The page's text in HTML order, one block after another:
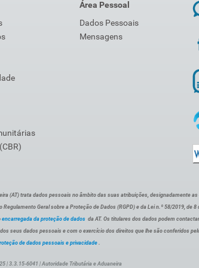
Área Pessoal
Dados Pessoais
Mensagens
(AT) trata dados pessoais no âmbito das suas atribuições, designadamente
Geral sobre a Proteção de Dados (RGPD) e da Lei n.º 58/2019, de
encarregada da proteção de dados da AT. Os titulares dos dados podem
seus dados pessoais e com o exercício dos direitos que lhe são conferidos
de dados pessoais e privacidade .
| 3.3.15-6041 | Autoridade Tributária e Aduaneira